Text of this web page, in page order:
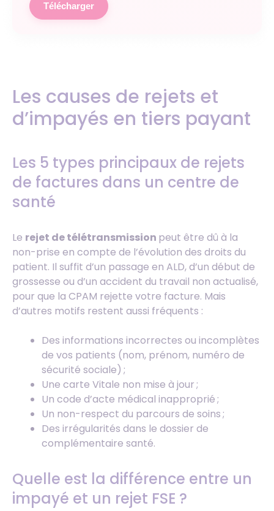
Télécharger
Les causes de rejets et
d’impayés en tiers payant
Les 5 types principaux de rejets
de factures dans un centre de
santé
Le rejet de télétransmission peut être dû à la
non-prise en compte de l’évolution des droits du
patient. Il suffit d’un passage en ALD, d’un début de
grossesse ou d’un accident du travail non actualisé,
pour que la CPAM rejette votre facture. Mais
d’autres motifs restent aussi fréquents :
Des informations incorrectes ou incomplètes
de vos patients (nom, prénom, numéro de
sécurité sociale) ;
Une carte Vitale non mise à jour ;
Un code d’acte médical inapproprié ;
Un non-respect du parcours de soins ;
Des irrégularités dans le dossier de
complémentaire santé.
Quelle est la différence entre un
impayé et un rejet FSE ?